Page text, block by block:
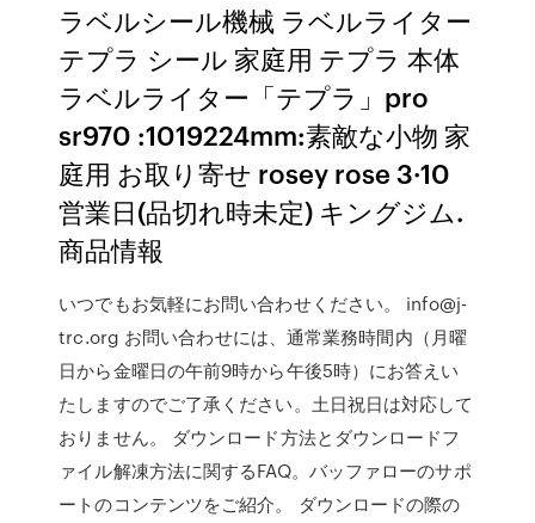
ラベルシール機械 ラベルライター
テプラ シール 家庭用 テプラ 本体
ラベルライター「テプラ」pro
sr970 :1019224mm:素敵な小物 家
庭用 お取り寄せ rosey rose 3·10
営業日(品切れ時未定) キングジム.
商品情報
いつでもお気軽にお問い合わせください。 info@j-
trc.org お問い合わせには、通常業務時間内（月曜
日から金曜日の午前9時から午後5時）にお答えい
たしますのでご了承ください。土日祝日は対応して
おりません。 ダウンロード方法とダウンロードフ
ァイル解凍方法に関するFAQ。バッファローのサポ
ートのコンテンツをご紹介。 ダウンロードの際の